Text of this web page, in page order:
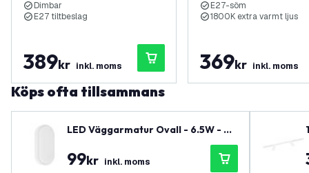
Dimbar
E27 tiltbeslag
389kr inkl. moms
E27-söm
1800K extra varmt ljus
369kr inkl. moms
Köps ofta tillsammans
LED Väggarmatur Ovall - 6.5W - 40
00K - 700 lumen - Vit - IP54 vatten
tät - 5 års garanti
99kr inkl. moms